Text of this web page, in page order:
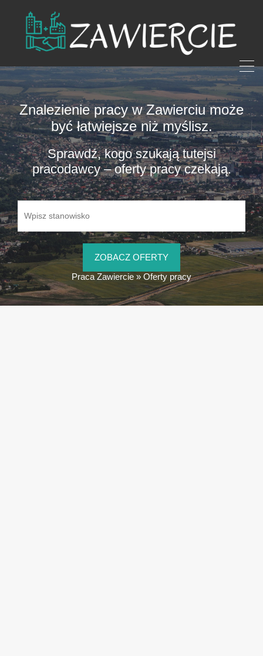
Znalezienie pracy w Zawierciu może
być łatwiejsze niż myślisz.
Sprawdź, kogo szukają tutejsi
pracodawcy – oferty pracy czekają.
Praca Zawiercie » Oferty pracy